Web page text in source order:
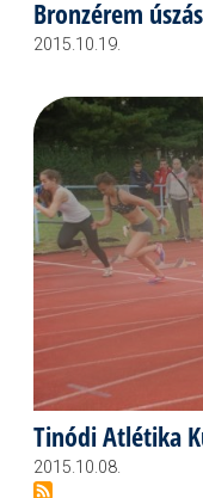
Bronzérem
2015.10.19.
Tinódi Atlétika
2015.10.08.